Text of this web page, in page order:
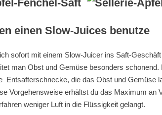
einen Slow-Juices benutze
sofort mit einem Slow-Juicer ins Saft-
man Obst und Gemüse besonders schonend.
Entsafterschnecke, die das Obst und Gemüse
Vorgehensweise erhältst du das Maximum an
weniger Luft in die Flüssigkeit gelangt.